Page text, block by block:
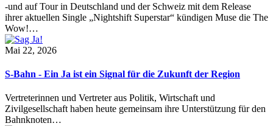
-und auf Tour in Deutschland und der Schweiz mit dem Release
ihrer aktuellen Single „Nightshift Superstar“ kündigen Muse die The
Wow!…
Mai 22, 2026
S-Bahn - Ein Ja ist ein Signal für die Zukunft der Region
Vertreterinnen und Vertreter aus Politik, Wirtschaft und
Zivilgesellschaft haben heute gemeinsam ihre Unterstützung für den
Bahnknoten…